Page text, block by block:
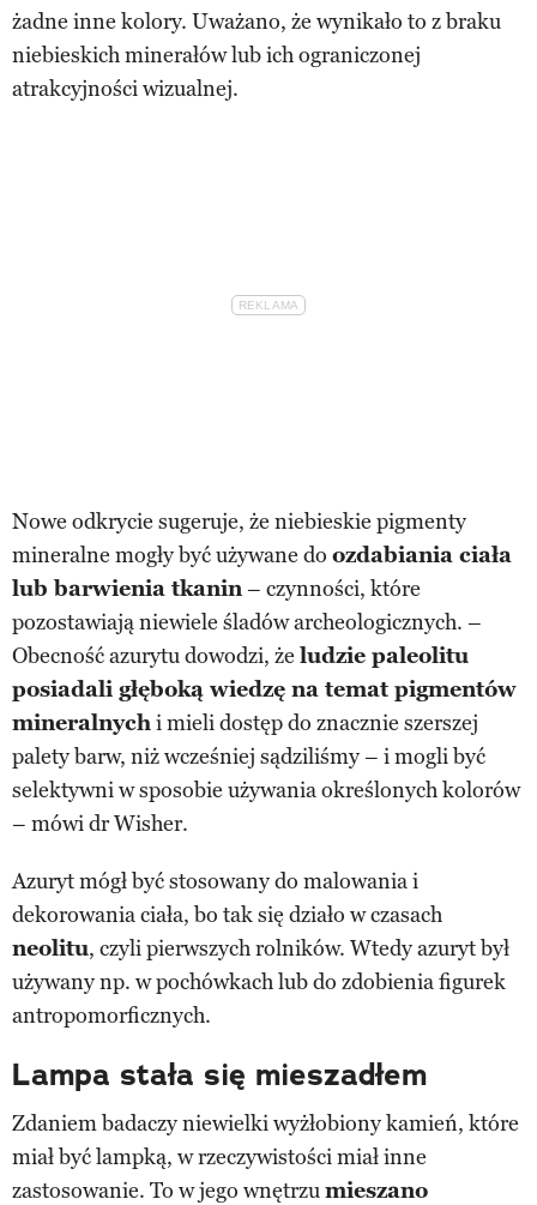
żadne inne kolory. Uważano, że wynikało to z braku
niebieskich minerałów lub ich ograniczonej
atrakcyjności wizualnej.
Nowe odkrycie sugeruje, że niebieskie pigmenty
mineralne mogły być używane do ozdabiania ciała
lub barwienia tkanin– czynności, które
pozostawiają niewiele śladów archeologicznych. –
Obecność azurytu dowodzi, że ludzie paleolitu
posiadali głęboką wiedzę na temat pigmentów
mineralnychi mieli dostęp do znacznie szerszej
palety barw, niż wcześniej sądziliśmy – i mogli być
selektywni w sposobie używania określonych kolorów
– mówi dr Wisher.
Azuryt mógł być stosowany do malowania i
dekorowania ciała, bo tak się działo w czasach
neolitu, czyli pierwszych rolników. Wtedy azuryt był
używany np. w pochówkach lub do zdobienia figurek
antropomorficznych.
Lampa stała się mieszadłem
Zdaniem badaczy niewielki wyżłobiony kamień, które
miał być lampką, w rzeczywistości miał inne
zastosowanie. To w jego wnętrzumieszano